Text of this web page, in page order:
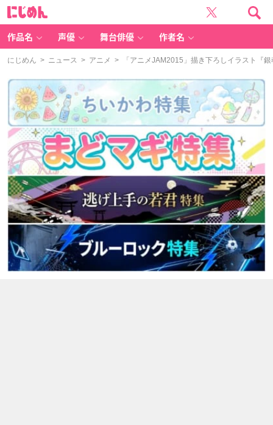
作品名 声優 舞台俳優 作者名
にじめん > ニュース > アニメ > 「アニメJAM2015」描き下ろしイラスト『